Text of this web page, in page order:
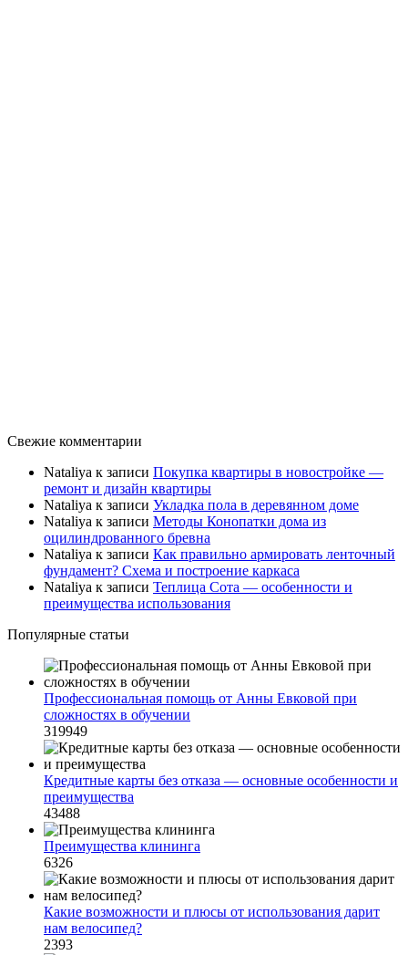
Свежие комментарии
Nataliya к записи Покупка квартиры в новостройке —
ремонт и дизайн квартиры
Nataliya к записи Укладка пола в деревянном доме
Nataliya к записи Методы Конопатки дома из
оцилиндрованного бревна
Nataliya к записи Как правильно армировать ленточный
фундамент? Схема и построение каркаса
Nataliya к записи Теплица Сота — особенности и
преимущества использования
Популярные статьи
Профессиональная помощь от Анны Евковой при
сложностях в обучении
319949
Кредитные карты без отказа — основные особенности и
преимущества
43488
Преимущества клининга
6326
Какие возможности и плюсы от использования дарит
нам велосипед?
2393